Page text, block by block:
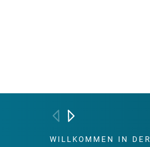
WILLKOMMEN IN DER